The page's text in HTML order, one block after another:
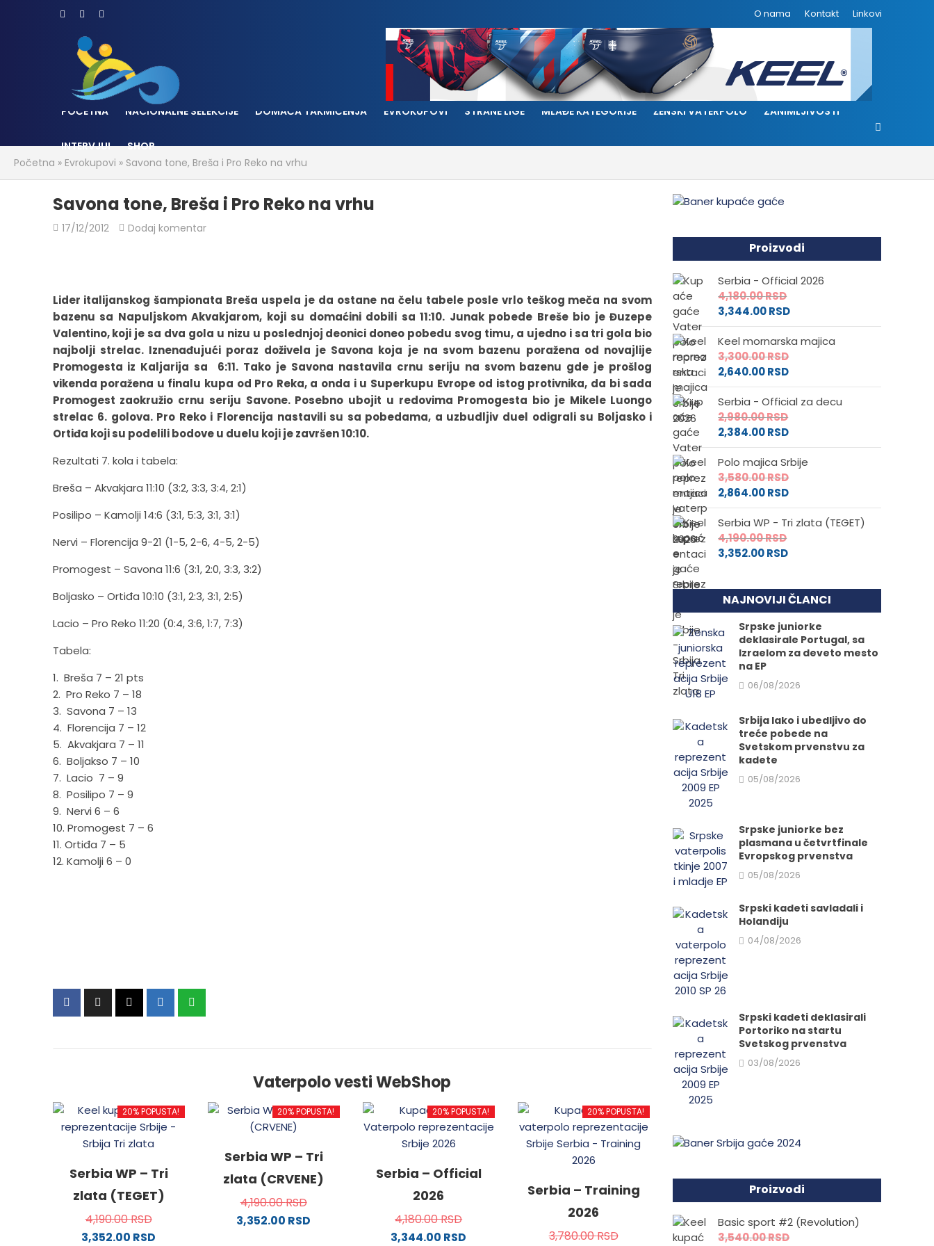
O nama Kontakt Linkovi
POČETNA NACIONALNE SELEKCIJE DOMAĆA TAKMIČENJA EVROKUPOVI STRANE LIGE MLAĐE KATEGORIJE ŽENSKI VATERPOLO ZANIMLJIVOSTI
INTERVJUI
SHOP
Početna » Evrokupovi » Savona tone, Breša i Pro Reko na vrhu
Savona tone, Breša i Pro Reko na vrhu
17/12/2012 Dodaj komentar
Lider italijanskog šampionata Breša uspela je da ostane na čelu tabele posle vrlo teškog meča na svom
bazenu sa Napuljskom Akvakjarom, koji su domaćini dobili sa 11:10. Junak pobede Breše bio je Đuzepe
Valentino, koji je sa dva gola u nizu u poslednjoj deonici doneo pobedu svog timu, a ujedno i sa tri gola bio
najbolji strelac. Iznenađujući poraz doživela je Savona koja je na svom bazenu poražena od novajlije
Promogesta iz Kaljarija sa 6:11. Tako je Savona nastavila crnu seriju na svom bazenu gde je prošlog
vikenda poražena u finalu kupa od Pro Reka, a onda i u Superkupu Evrope od istog protivnika, da bi sada
Promogest zaokružio crnu seriju Savone. Posebno ubojit u redovima Promogesta bio je Mikele Luongo
strelac 6. golova. Pro Reko i Florencija nastavili su sa pobedama, a uzbudljiv duel odigrali su Boljasko i
Ortiđa koji su podelili bodove u duelu koji je završen 10:10.
Rezultati 7. kola i tabela:
Breša – Akvakjara 11:10 (3:2, 3:3, 3:4, 2:1)
Posilipo – Kamolji 14:6 (3:1, 5:3, 3:1, 3:1)
Nervi – Florencija 9-21 (1-5, 2-6, 4-5, 2-5)
Promogest – Savona 11:6 (3:1, 2:0, 3:3, 3:2)
Boljasko – Ortiđa 10:10 (3:1, 2:3, 3:1, 2:5)
Lacio – Pro Reko 11:20 (0:4, 3:6, 1:7, 7:3)
Tabela:
1. Breša 7 – 21 pts
2. Pro Reko 7 – 18
3. Savona 7 – 13
4. Florencija 7 – 12
5. Akvakjara 7 – 11
6. Boljakso 7 – 10
7. Lacio 7 – 9
8. Posilipo 7 – 9
9. Nervi 6 – 6
10. Promogest 7 – 6
11. Ortiđa 7 – 5
12. Kamolji 6 – 0
Vaterpolo vesti WebShop
20% POPUSTA!
Serbia WP – Tri
zlata (TEGET)
4,190.00RSD
3,352.00 RSD
20% POPUSTA!
Serbia WP – Tri
zlata (CRVENE)
4,190.00RSD
3,352.00 RSD
20% POPUSTA!
Serbia – Official
2026
4,180.00RSD
3,344.00 RSD
20% POPUSTA!
Serbia – Training
2026
3,780.00RSD
Proizvodi
Serbia - Official 2026
4,180.00RSD
3,344.00RSD
Keel mornarska majica
3,300.00RSD
2,640.00RSD
Serbia - Official za decu
2,980.00RSD
2,384.00RSD
Polo majica Srbije
3,580.00RSD
2,864.00RSD
Serbia WP - Tri zlata (TEGET)
4,190.00RSD
3,352.00RSD
NAJNOVIJI ČLANCI
Srpske juniorke
deklasirale Portugal, sa
Izraelom za deveto mesto
na EP
06/08/2026
Srbija lako i ubedljivo do
treće pobede na
Svetskom prvenstvu za
kadete
05/08/2026
Srpske juniorke bez
plasmana u četvrtfinale
Evropskog prvenstva
05/08/2026
Srpski kadeti savladali i
Holandiju
04/08/2026
Srpski kadeti deklasirali
Portoriko na startu
Svetskog prvenstva
03/08/2026
Proizvodi
Basic sport #2 (Revolution)
3,540.00RSD